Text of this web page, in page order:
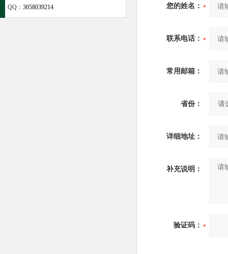
您的姓名：
联系电话：
常用邮箱：
省份：
详细地址：
补充说明：
验证码：
QQ： 3058039214